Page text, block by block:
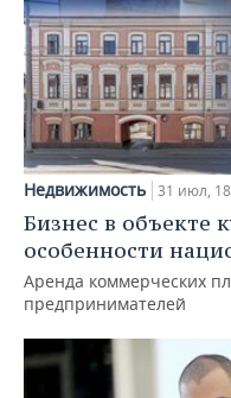
Недвижимость 31 июл,
Бизнес в объекте
особенности
Аренда коммерческих
предпринимателей